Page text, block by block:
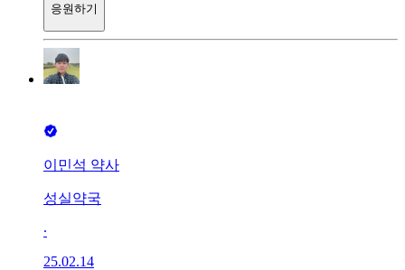
응원하기
이민석 약사
성실약국
∙
25.02.14